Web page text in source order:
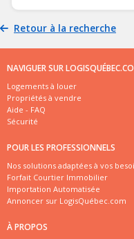
Retour à la recherche
NAVIGUER SUR
Logements à louer
Propriétés à vendre
Aide - FAQ
Sécurité
POUR LES PROFESSIONNELS
Nos solutions adaptées à vos
Forfait Courtier Immobilier
Importation Automatisée
Annoncer sur LogisQuébec.com
À PROPOS